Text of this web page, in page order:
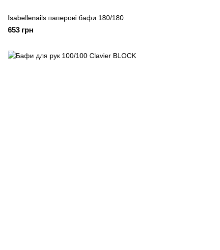
Isabellenails паперові бафи 180/180
653 грн